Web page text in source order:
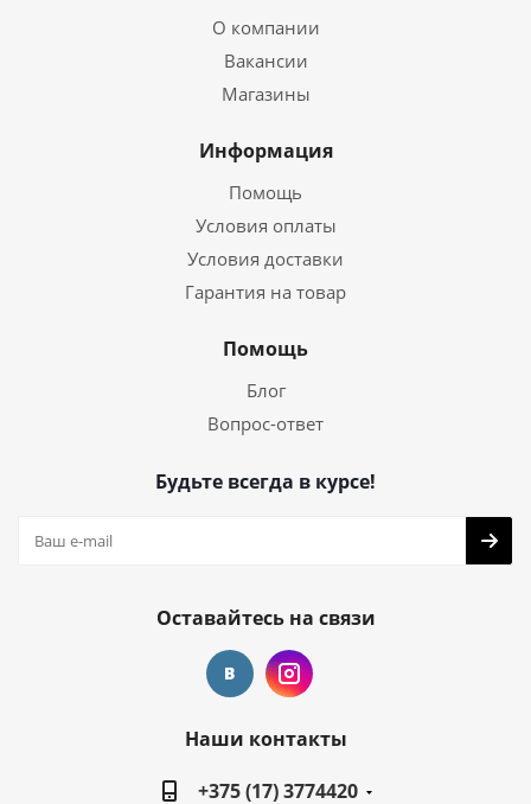
О компании
Вакансии
Магазины
Информация
Помощь
Условия оплаты
Условия доставки
Гарантия на товар
Помощь
Блог
Вопрос-ответ
Будьте всегда в курсе!
Оставайтесь на связи
Наши контакты
+375 (17) 3774420